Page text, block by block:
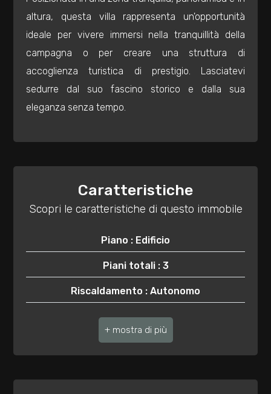
altura, questa villa rappresenta un'opportunità
ideale per vivere immersi nella tranquillità della
campagna o per creare una struttura di
accoglienza turistica di prestigio. Lasciatevi
sedurre dal suo fascino storico e dalla sua
eleganza senza tempo.
Caratteristiche
Scopri le caratteristiche di questo immobile
Piano : Edificio
Piani totali : 3
Riscaldamento : Autonomo
Posto auto : Scoperto
Assenza barriere architettoniche : Si
2
3
4
Altre